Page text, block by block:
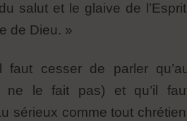
salut et le glaive de
de Dieu. »
faut cesser de parler
ne le fait pas) et qu’il
sérieux comme tout